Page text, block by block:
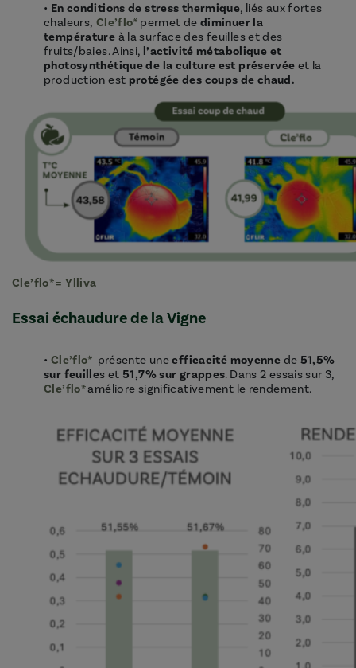
• En conditions de stress thermique, liés aux fortes
chaleurs, Cle’flo* permet de diminuer la
température à la surface des feuilles et des
fruits/baies. Ainsi, l’activité métabolique et
photosynthétique de la culture est préservée et la
production est protégée des coups de chaud.
Cle’flo*=Ylliva
Essai échaudure de la Vigne
• Cle’flo* présente uneefficacité moyenne de 51,5%
sur feuilles et 51,7% sur grappes. Dans 2 essais sur 3,
Cle’flo*améliore significativement le rendement.